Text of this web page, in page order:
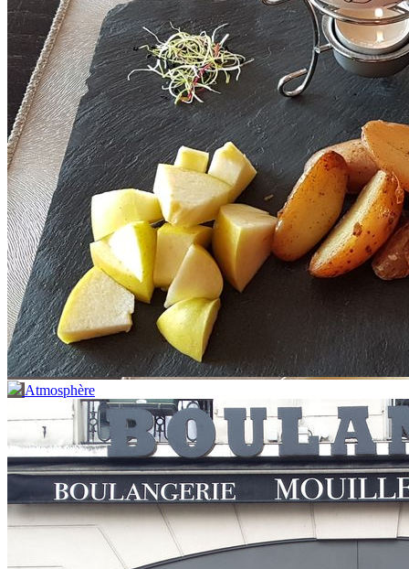
Atmosphère